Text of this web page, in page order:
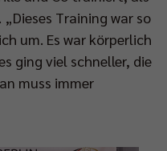
Training war so
um. Es war körperlich
ging viel schneller, die
muss immer